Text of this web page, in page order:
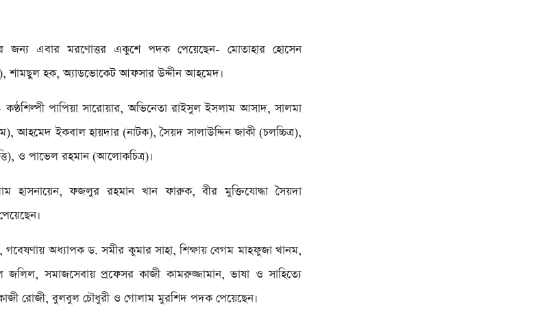
জন্য এবার মরণোত্তর একুশে পদক পেয়েছেন- মোতাহার হোসেন
শামছুল হক, অ্যাডভোকেট আফসার উদ্দীন আহমেদ।
পাপিয়া সারোয়ার, অভিনেতা রাইসুল ইসলাম আসাদ, সালমা
আহমেদ ইকবাল হায়দার (নাটক), সৈয়দ সালাউদ্দিন জাকী (চলচ্চিত্র),
ও পাভেল রহমান (আলোকচিত্র)।
হাসনায়েন, ফজলুর রহমান খান ফারুক, বীর মুক্তিযোদ্ধা সৈয়দা
গবেষণায় অধ্যাপক ড. সমীর কুমার সাহা, শিক্ষায় বেগম মাহফুজা খানম,
জলিল, সমাজসেবায় প্রফেসর কাজী কামরুজ্জামান, ভাষা ও সাহিত্যে
রোজী, বুলবুল চৌধুরী ও গোলাম মুরশিদ পদক পেয়েছেন।